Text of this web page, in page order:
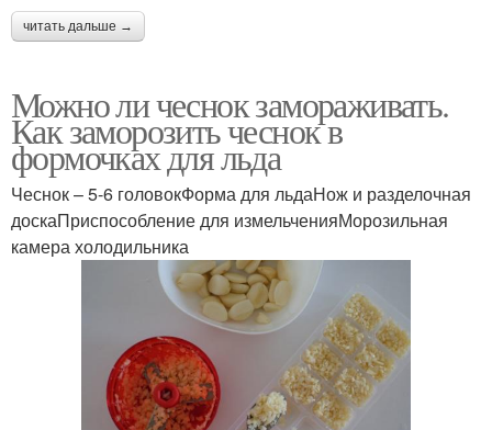
читать дальше →
Можно ли чеснок замораживать.
Как заморозить чеснок в
формочках для льда
Чеснок – 5-6 головокФорма для льдаНож и разделочная
доскаПриспособление для измельченияМорозильная
камера холодильника